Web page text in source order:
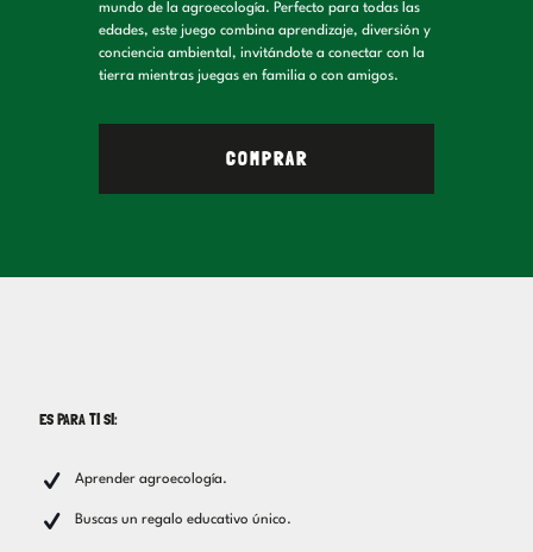
mundo de la agroecología. Perfecto para todas las
edades, este juego combina aprendizaje, diversión y
conciencia ambiental, invitándote a conectar con la
tierra mientras juegas en familia o con amigos.
COMPRAR
ES PARA TI SI:
Aprender agroecología.
Buscas un regalo educativo único.